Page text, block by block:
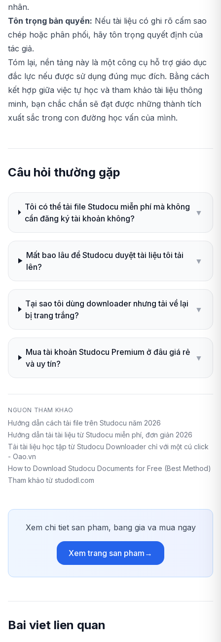
nhân.
Tôn trọng bản quyền: Nếu tài liệu có ghi rõ cấm sao
chép hoặc phân phối, hãy tôn trọng quyết định của
tác giả.
Tóm lại, nền tảng này là một công cụ hỗ trợ giáo dục
đắc lực nếu được sử dụng đúng mục đích. Bằng cách
kết hợp giữa việc tự học và tham khảo tài liệu thông
minh, bạn chắc chắn sẽ đạt được những thành tích
xuất sắc trong con đường học vấn của mình.
Câu hỏi thường gặp
Tôi có thể tải file Studocu miễn phí mà không
cần đăng ký tài khoản không?
▼
Mất bao lâu để Studocu duyệt tài liệu tôi tải
lên?
▼
Tại sao tôi dùng downloader nhưng tải về lại
bị trang trắng?
▼
Mua tài khoản Studocu Premium ở đâu giá rẻ
và uy tín?
▼
NGUON THAM KHAO
Hướng dẫn cách tải file trên Studocu năm 2026
Hướng dẫn tải tài liệu từ Studocu miễn phí, đơn giản 2026
Tải tài liệu học tập từ Studocu Downloader chỉ với một cú click
- Oao.vn
How to Download Studocu Documents for Free (Best Method)
Tham khảo từ studodl.com
Xem chi tiet san pham, bang gia va mua ngay
Xem trang san pham →
Bai viet lien quan